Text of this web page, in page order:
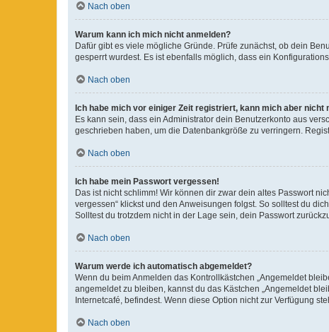
Nach oben
Warum kann ich mich nicht anmelden?
Dafür gibt es viele mögliche Gründe. Prüfe zunächst, ob dein
gesperrt wurdest. Es ist ebenfalls möglich, dass ein
Nach oben
Ich habe mich vor einiger Zeit registriert, kann mich aber nicht
Es kann sein, dass ein Administrator dein Benutzerkonto aus
geschrieben haben, um die Datenbankgröße zu verringern.
Nach oben
Ich habe mein Passwort vergessen!
Das ist nicht schlimm! Wir können dir zwar dein altes Passwort
vergessen“ klickst und den Anweisungen folgst. So solltest du
Solltest du trotzdem nicht in der Lage sein, dein Passwort
Nach oben
Warum werde ich automatisch abgemeldet?
Wenn du beim Anmelden das Kontrollkästchen „Angemeldet
angemeldet zu bleiben, kannst du das Kästchen „Angemeldet
Internetcafé, befindest. Wenn diese Option nicht zur Verfügung
Nach oben